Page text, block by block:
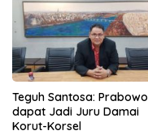
Teguh Santosa: Prabowo
dapat Jadi Juru Damai
Korut-Korsel